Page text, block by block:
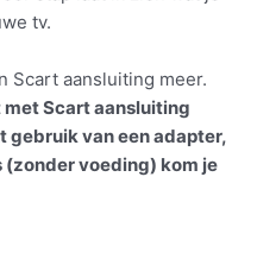
tv.
Scart aansluiting meer.
met Scart aansluiting
gebruik van een adapter,
(zonder voeding) kom je